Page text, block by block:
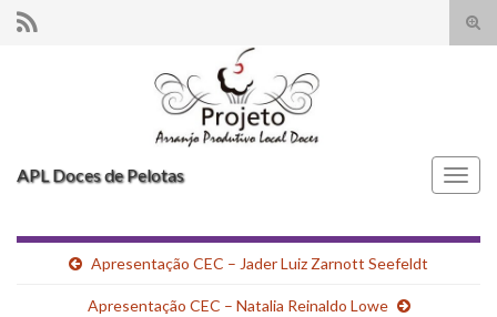
APL Doces de Pelotas
Apresentação CEC – Jader Luiz Zarnott Seefeldt
Apresentação CEC – Natalia Reinaldo Lowe